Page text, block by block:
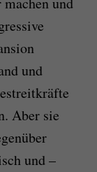
und
Aber sie
und –